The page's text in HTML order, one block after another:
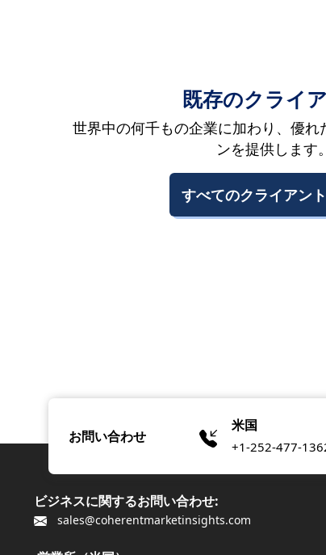
既存のクライ
世界中の何千もの企業に加わり、優れ
ンを提供します
すべてのクライアン
お問い合わせ
米国
+1-252-477-
ビジネスに関するお問い合わせ:
sales@coherentmarketinsights.com